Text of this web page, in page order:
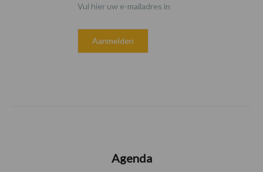
Vul hier uw e-mailadres in
Agenda